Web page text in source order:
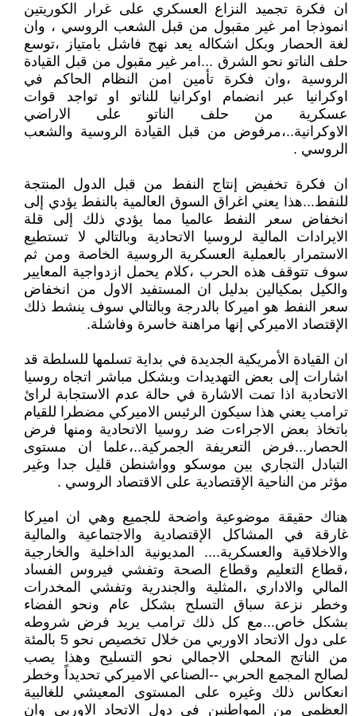
ان فكرة تجميد النزاع العسكري على غرار الكوريتين
انموذجا امر غير مقبول من قبل الشعب الروسي ، وان
لغة الحصار وبكل اشكاله يعد نهج فاشل بامتياز ،توسع
حلف الناتو نحو الشرق ...امر غير مقبول من قبل القيادة
الروسية ،وان فكرة تأمين امن النظام الحاكم في
اوكرانيا عبر انضمام اوكرانيا للناتو او تواجد قوات
عسكرية من حلف الناتو على الاراضي
الاوكرانية..،مرفوض من قبل القيادة الروسية والشعب
الروسي .
ان فكرة تخفيض إنتاج النفط من قبل الدول المنتجة
للنفط...هذا يعني اغراق السوق العالمية بالنفط يؤدي إلى
انخفاض سعر النفط عالميا مما يؤدي ذلك إلى قلة
الايرادات المالية لروسيا الاتحادية وبالتالي لا تستطيع
الاستمرار بالعملية العسكرية الروسية الخاصة ومن ثم
سوف تتوقف هذه الحرب ،كلام يحمل ازدواجية المعايير
والكيل بمكيالين بدليل ان المستفيد الاول من انخفاض
سعر النفط هو اميركا بالدرجة وبالتالي سوف ينشط ذلك
الإقتصاد الاميركي إنها مراهنة خاسرة وفاشلة.
ان القيادة الأمريكية الجديدة في بداية تسلمها للسلطة قد
اشارات إلى بعض التهديدات وبشكل مباشر اتجاه روسيا
الاتحادية اذا تمت الاشارة في حالة عدم الاستجابة لرائ
ترامب يعني هذا سيكون الرئيس الاميركي مضطرا للقيام
باتخاذ بعض الاجراءت ضد روسيا الاتحادية ومنها فرض
الحصار...فرض التعريفة الجمركية..،علما ان مستوى
التبادل التجاري بين موسكو وواشنطن قليل جدا وغير
مؤثر من الناحية الإقتصادية على الاقتصاد الروسي .
هناك حقيقة موضوعية واضحة للجميع وهي ان اميركا
غارقة في المشاكل الإقتصادية والاجتماعية والمالية
والاخلاقية والعسكرية.... المديونية الداخلية والخارجية
،قطاع التعليم وقطاع الصحة وتفشي فيروس الفساد
المالي والاداري ،المثلية والجندرية وتفشي المخدرات
وخطر نزعة سباق التسلح بشكل عام ونحو الفضاء
بشكل خاص...مع كل ذلك ترامب يريد فرض شروطه
على دول الاتحاد الاوربي من خلال تخصيص نحو 5 بالمئة
من الناتج المحلي الاجمالي نحو التسليح وهذا يصب
لصالح المجمع الحربي --الصناعي الاميركي تحديداً وخطر
انعكاس ذلك وغيره على المستوى المعيشي للغالبية
العظمى من المواطنين في دول الاتحاد الاوربي وان